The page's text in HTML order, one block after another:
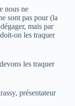
nous ne
sont pas pour (la
mais par
on les traquer
les traquer
présentateur